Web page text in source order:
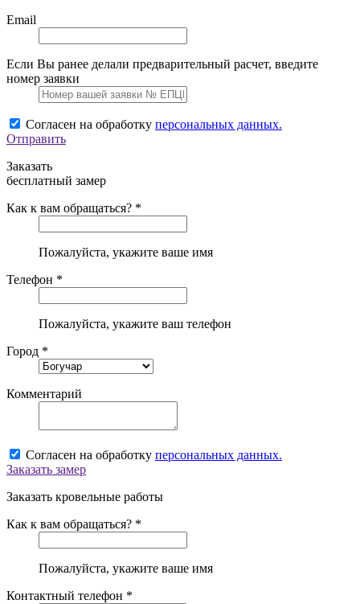
Email
Если Вы ранее делали предварительный расчет, введите
номер заявки
Согласен на обработку персональных данных.
Отправить
Заказать
бесплатный замер
Как к вам обращаться? *
Пожалуйста, укажите ваше имя
Телефон *
Пожалуйста, укажите ваш телефон
Город *
Комментарий
Согласен на обработку персональных данных.
Заказать замер
Заказать кровельные работы
Как к вам обращаться? *
Пожалуйста, укажите ваше имя
Контактный телефон *